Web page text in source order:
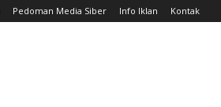
Pedoman Media Siber Info Iklan Kontak